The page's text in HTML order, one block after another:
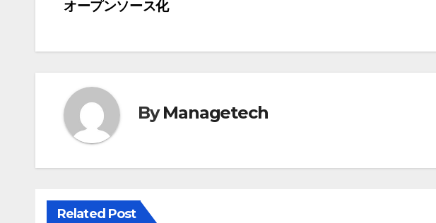
ビ
ゲ
ー
シ
ョ
ン
オープンソース化
ByManagetech
Related Post